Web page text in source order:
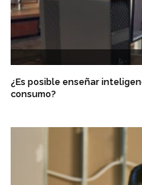
¿Es posible enseñar
consumo?